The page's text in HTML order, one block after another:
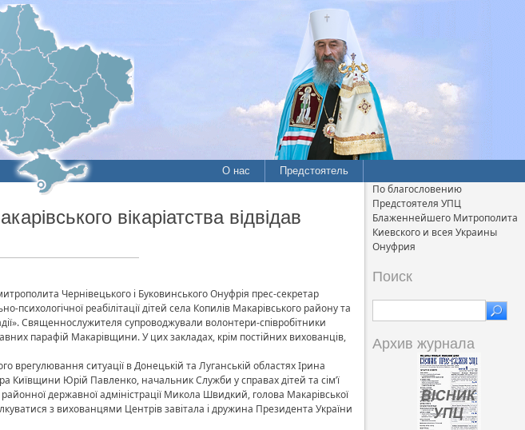
О нас Предстоятель
вікаріатства відвідав
Чернівецького і Буковинського Онуфрія прес-секретар
психологічної реабілітації дітей села Копилів Макарівського району та
Священнослужителя супроводжували волонтери-співробітники
парафій Макарівщини. У цих закладах, крім постійних вихованців,
врегулювання ситуації в Донецькій та Луганській областях Ірина
Київщини Юрій Павленко, начальник Служби у справах дітей та сім’ї
районної державної адміністрації Микола Швидкий, голова Макарівської
з вихованцями Центрів завітала і дружина Президента України
По благословению
Предстоятеля УПЦ
Блаженнейшего Митрополита
Киевского и всея Украины
Онуфрия
Поиск
Архив журнала